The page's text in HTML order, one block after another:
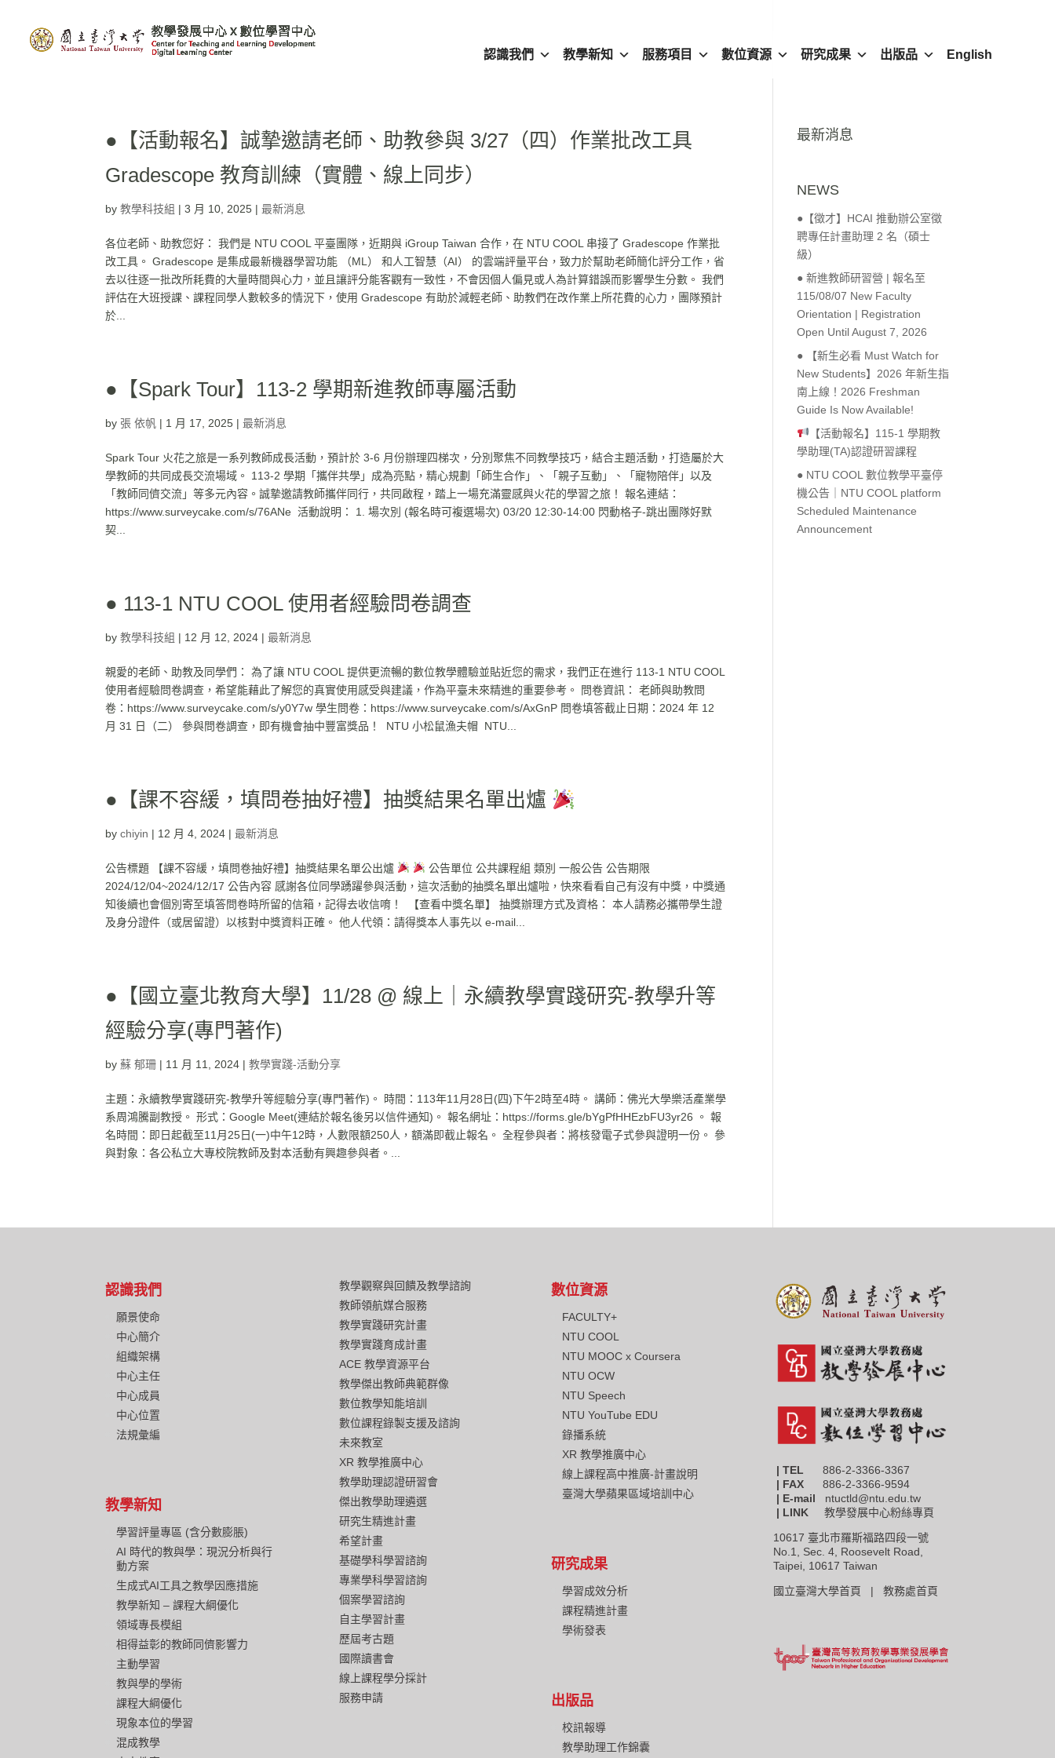
認識我們 教學新知 服務項目 數位資源 研究成果 出版品 English
●【活動報名】誠摯邀請老師、助教參與 3/27（四）作業批改工具
Gradescope 教育訓練（實體、線上同步）
by教學科技組 |3 月 10, 2025 |最新消息
各位老師、助教您好： 我們是 NTU COOL 平臺團隊，近期與 iGroup Taiwan 合作，在 NTU COOL 串接了 Gradescope 作業批
改工具。 Gradescope 是集成最新機器學習功能 （ML） 和人工智慧（AI） 的雲端評量平台，致力於幫助老師簡化評分工作，省
去以往逐一批改所耗費的大量時間與心力，並且讓評分能客觀有一致性，不會因個人偏見或人為計算錯誤而影響學生分數。 我們
評估在大班授課、課程同學人數較多的情況下，使用 Gradescope 有助於減輕老師、助教們在改作業上所花費的心力，團隊預計
於...
●【Spark Tour】113-2 學期新進教師專屬活動
by 張 依帆 | 1 月 17, 2025 |最新消息
Spark Tour 火花之旅是一系列教師成長活動，預計於 3-6 月份辦理四梯次，分別聚焦不同教學技巧，結合主題活動，打造屬於大
學教師的共同成長交流場域。 113-2 學期「攜伴共學」成為亮點，精心規劃「師生合作」、「親子互動」、「寵物陪伴」以及
「教師同儕交流」等多元內容。誠摯邀請教師攜伴同行，共同啟程，踏上一場充滿靈感與火花的學習之旅！ 報名連結：
https://www.surveycake.com/s/76ANe 活動說明： 1. 場次別 (報名時可複選場次) 03/20 12:30-14:00 閃動格子-跳出團隊好默
契...
● 113-1 NTU COOL 使用者經驗問卷調查
by教學科技組 | 12 月 12, 2024 |最新消息
親愛的老師、助教及同學們： 為了讓 NTU COOL 提供更流暢的數位教學體驗並貼近您的需求，我們正在進行 113-1 NTU COOL
使用者經驗問卷調查，希望能藉此了解您的真實使用感受與建議，作為平臺未來精進的重要參考。 問卷資訊： 老師與助教問
卷：https://www.surveycake.com/s/y0Y7w 學生問卷：https://www.surveycake.com/s/AxGnP 問卷填答截止日期：2024 年 12
月 31 日（二） 參與問卷調查，即有機會抽中豐富獎品！ NTU 小松鼠漁夫帽 NTU...
●【課不容緩，填問卷抽好禮】抽獎結果名單出爐
bychiyin | 12 月 4, 2024 |最新消息
公告標題 【課不容緩，填問卷抽好禮】抽獎結果名單公出爐
公告單位 公共課程組 類別 一般公告 公告期限
2024/12/04~2024/12/17 公告內容 感謝各位同學踴躍參與活動，這次活動的抽獎名單出爐啦，快來看看自己有沒有中獎，中獎通
知後續也會個別寄至填答問卷時所留的信箱，記得去收信唷！ 【查看中獎名單】 抽獎辦理方式及資格： 本人請務必攜帶學生證
及身分證件（或居留證）以核對中獎資料正確。 他人代領：請得獎本人事先以 e-mail...
●【國立臺北教育大學】11/28 @ 線上｜永續教學實踐研究-教學升等
經驗分享(專門著作)
by蘇 郁珊 | 11 月 11, 2024 |教學實踐-活動分享
主題：永續教學實踐研究-教學升等經驗分享(專門著作)。 時間：113年11月28日(四)下午2時至4時。 講師：佛光大學樂活產業學
系周鴻騰副教授。 形式：Google Meet(連結於報名後另以信件通知)。 報名網址：https://forms.gle/bYgPfHHEzbFU3yr26 。 報
名時間：即日起截至11月25日(一)中午12時，人數限額250人，額滿即截止報名。 全程參與者：將核發電子式參與證明一份。 參
與對象：各公私立大專校院教師及對本活動有興趣參與者。...
最新消息
NEWS
●【徵才】HCAI 推動辦公室徵
聘專任計畫助理 2 名（碩士
級）
● 新進教師研習營 | 報名至
115/08/07 New Faculty
Orientation | Registration
Open Until August 7, 2026
● 【新生必看 Must Watch for
New Students】2026 年新生指
南上線！2026 Freshman
Guide Is Now Available!
【活動報名】115-1 學期教
學助理(TA)認證研習課程
● NTU COOL 數位教學平臺停
機公告｜NTU COOL platform
Scheduled Maintenance
Announcement
認識我們
願景使命
中心簡介
組織架構
中心主任
中心成員
中心位置
法規彙編
教學新知
學習評量專區 (含分數膨脹)
AI 時代的教與學：現況分析與行
動方案
生成式AI工具之教學因應措施
教學新知 – 課程大綱優化
領域專長模組
相得益彰的教師同儕影響力
主動學習
教與學的學術
課程大綱優化
現象本位的學習
混成教學
教學觀察與回饋及教學諮詢
教師領航媒合服務
教學實踐研究計畫
教學實踐育成計畫
ACE 教學資源平台
教學傑出教師典範群像
數位教學知能培訓
數位課程錄製支援及諮詢
未來教室
XR 教學推廣中心
教學助理認證研習會
傑出教學助理遴選
研究生精進計畫
希望計畫
基礎學科學習諮詢
專業學科學習諮詢
個案學習諮詢
自主學習計畫
歷屆考古題
國際讀書會
線上課程學分採計
服務申請
數位資源
FACULTY+
NTU COOL
NTU MOOC x Coursera
NTU OCW
NTU Speech
NTU YouTube EDU
錄播系統
XR 教學推廣中心
線上課程高中推廣-計畫說明
臺灣大學蘋果區域培訓中心
研究成果
學習成效分析
課程精進計畫
學術發表
出版品
校訊報導
教學助理工作錦囊
| TEL 886-2-3366-3367
| FAX
886-2-3366-9594
| E-mail ntuctld@ntu.edu.tw
| LINK教學發展中心粉絲專頁
10617 臺北市羅斯福路四段一號
No.1, Sec. 4, Roosevelt Road,
Taipei, 10617 Taiwan
國立臺灣大學首頁 |教務處首頁